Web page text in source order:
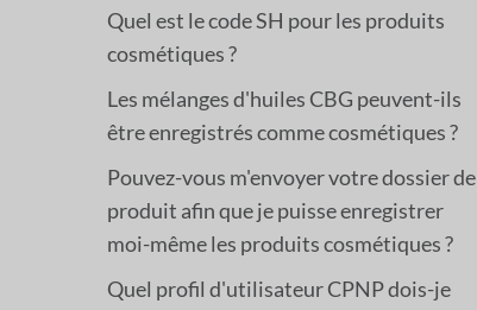
Quel est le code SH pour les produits
cosmétiques ?
Les mélanges d'huiles CBG peuvent-ils
être enregistrés comme cosmétiques ?
Pouvez-vous m'envoyer votre dossier de
produit afin que je puisse enregistrer
moi-même les produits cosmétiques ?
Quel profil d'utilisateur CPNP dois-je